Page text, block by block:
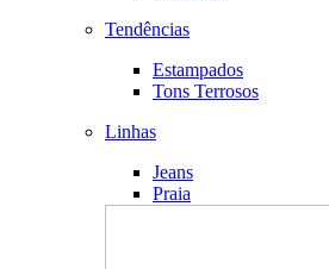
Tendências
Estampados
Tons Terrosos
Linhas
Jeans
Praia